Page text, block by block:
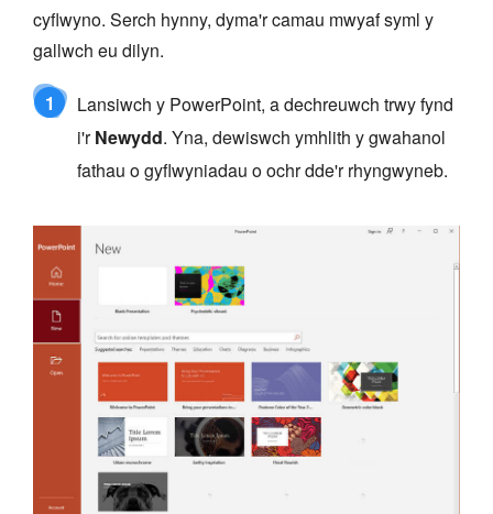
cyflwyno. Serch hynny, dyma'r camau mwyaf syml y
gallwch eu dilyn.
1
Lansiwch y PowerPoint, a dechreuwch trwy fynd
i'rNewydd. Yna, dewiswch ymhlith y gwahanol
fathau o gyflwyniadau o ochr dde'r rhyngwyneb.